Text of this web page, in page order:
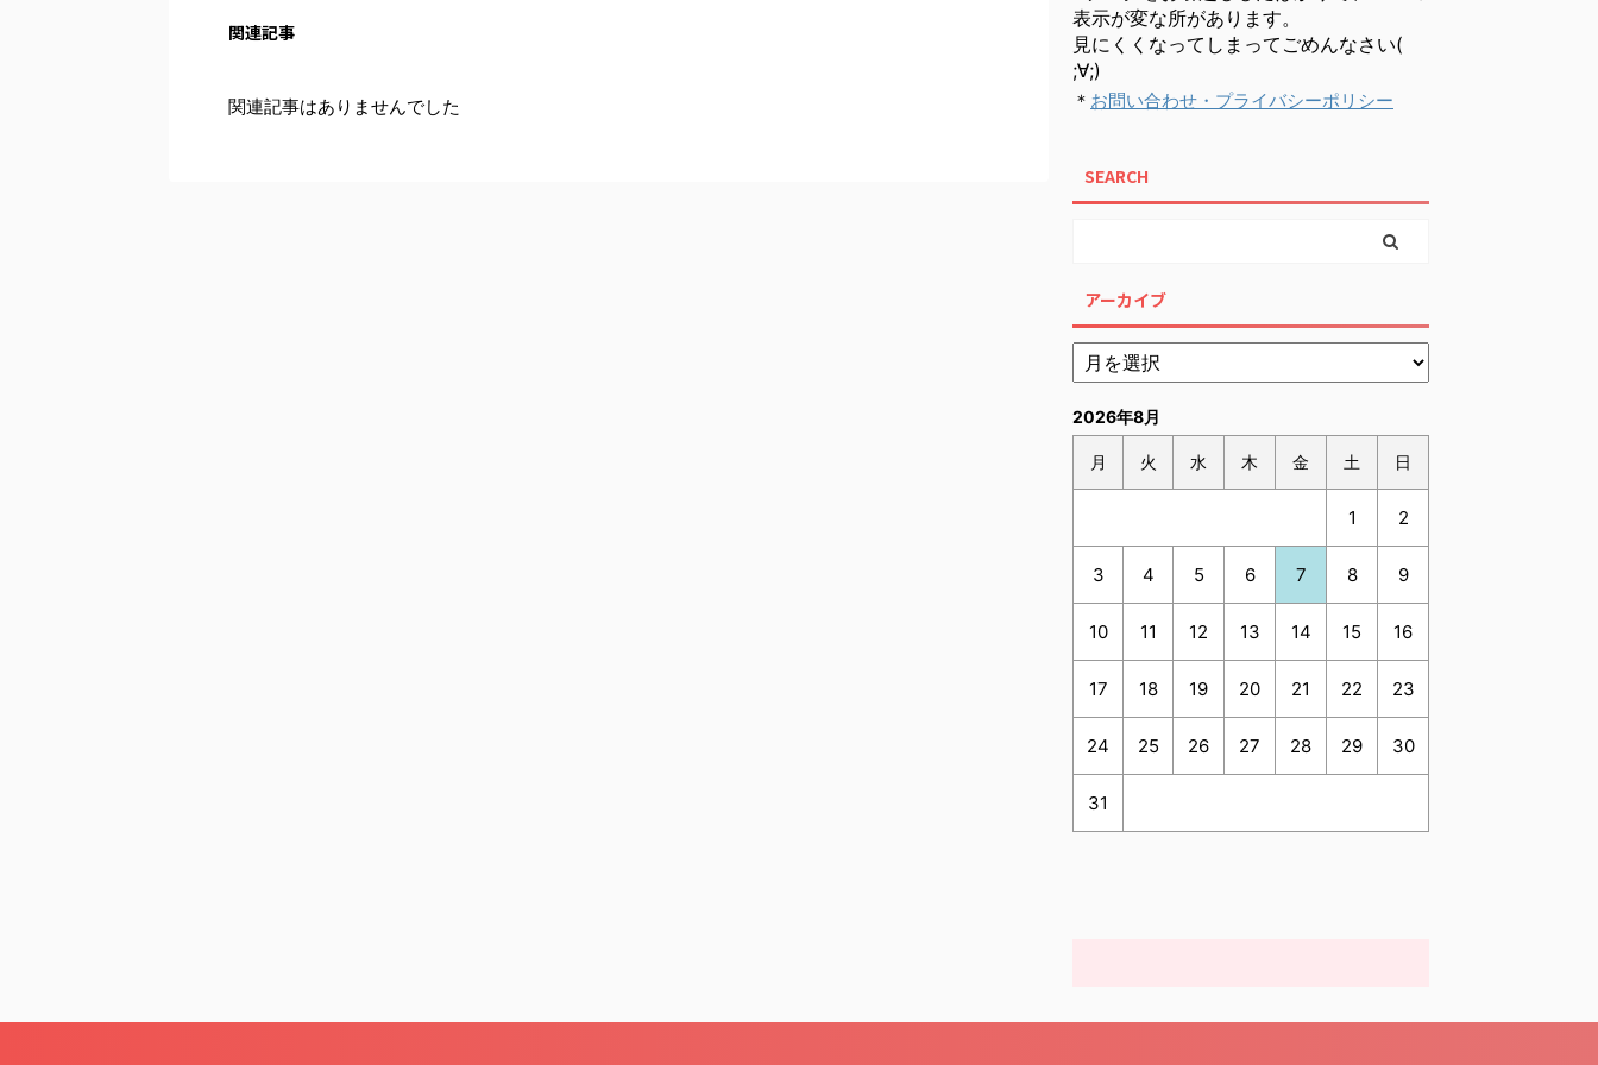
関連記事
関連記事はありませんでした
表示が変な所があります。
見にくくなってしまってごめんなさい(
;∀;)
＊ お問い合わせ・プライバシーポリシー
SEARCH
アーカイブ
2026年8月
月 火 水 木 金 土 日
1 2
3 4 5 6 7 8 9
10 11 12 13 14 15 16
17 18 19 20 21 22 23
24 25 26 27 28 29 30
31